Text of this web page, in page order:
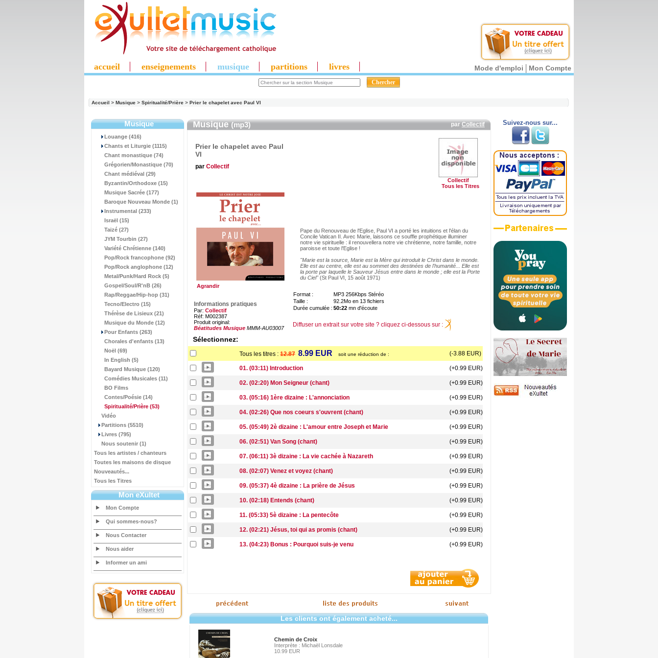
accueil enseignements musique partitions livres Mode d'emploi Mon Compte
Accueil > Musique > Spiritualité/Prière > Prier le chapelet avec Paul VI
Musique
Louange (416)
Chants et Liturgie (1115)
Chant monastique (74)
Grégorien/Monastique (70)
Chant médiéval (29)
Byzantin/Orthodoxe (15)
Musique Sacrée (177)
Baroque Nouveau Monde (1)
Instrumental (233)
Israël (15)
Taizé (27)
JYM Tourbin (27)
Variété Chrétienne (140)
Pop/Rock francophone (92)
Pop/Rock anglophone (12)
Metal/Punk/Hard Rock (5)
Gospel/Soul/R'nB (26)
Rap/Reggae/Hip-hop (31)
Tecno/Electro (15)
Thérèse de Lisieux (21)
Musique du Monde (12)
Pour Enfants (263)
Chorales d'enfants (13)
Noël (69)
In English (5)
Bayard Musique (120)
Comédies Musicales (11)
BO Films
Contes/Poésie (14)
Spiritualité/Prière (53)
Vidéo
Partitions (5510)
Livres (795)
Nous soutenir (1)
Tous les artistes / chanteurs
Toutes les maisons de disque
Nouveautés...
Tous les Titres
Mon eXultet
Mon Compte
Qui sommes-nous?
Nous Contacter
Nous aider
Informer un ami
Musique(mp3) par Collectif
Prier le chapelet avec Paul
VI
par Collectif
Collectif
Tous les Titres
Agrandir
Informations pratiques
Par: Collectif
Réf: M002387
Produit original:
Béatitudes Musique MMM-AU03007
Pape du Renouveau de l'Eglise, Paul VI a porté les intuitions et l'élan du
Concile Vatican II. Avec Marie, laissons ce souffle prophétique illuminer
notre vie spirituelle : il renouvellera notre vie chrétienne, notre famille, notre
paroisse et toute l'Eglise !
"Marie est la source, Marie est la Mère qui introduit le Christ dans le monde.
Elle est au centre, elle est au sommet des destinées de l'humanité... Elle est
la porte par laquelle le Sauveur Jésus entre dans le monde ; elle est la Porte
du Ciel"(St Paul VI, 15 août 1971)
Format :
MP3 256Kbps Stéréo
Taille :
92.2Mo en 13 fichiers
Durée cumulée : 50:22 mn d'écoute
Diffuser un extrait sur votre site ? cliquez ci-dessous sur :
Sélectionnez:
Tous les titres : 12.87 8.99 EUR soit une réduction de : (-3.88 EUR)
01. (03:11) Introduction (+0.99 EUR)
02. (02:20) Mon Seigneur (chant) (+0.99 EUR)
03. (05:16) 1ère dizaine : L'annonciation (+0.99 EUR)
04. (02:26) Que nos coeurs s'ouvrent (chant) (+0.99 EUR)
05. (05:49) 2è dizaine : L'amour entre Joseph et Marie (+0.99 EUR)
06. (02:51) Van Song (chant) (+0.99 EUR)
07. (06:11) 3è dizaine : La vie cachée à Nazareth (+0.99 EUR)
08. (02:07) Venez et voyez (chant) (+0.99 EUR)
09. (05:37) 4è dizaine : La prière de Jésus (+0.99 EUR)
10. (02:18) Entends (chant) (+0.99 EUR)
11. (05:33) 5è dizaine : La pentecôte (+0.99 EUR)
12. (02:21) Jésus, toi qui as promis (chant) (+0.99 EUR)
13. (04:23) Bonus : Pourquoi suis-je venu (+0.99 EUR)
Les clients ont également acheté...
Chemin de Croix
Interprète : Michaël Lonsdale
10.99 EUR
Suivez-nous sur...